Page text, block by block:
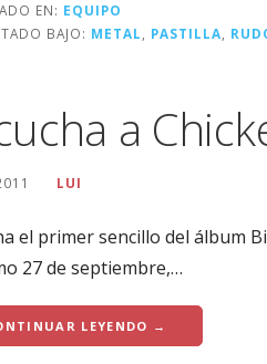
EN: EQUIPO
BAJO: METAL PASTILLA
a
LUI
el primer sencillo del álbum
27 de septiembre,…
LEYENDO →